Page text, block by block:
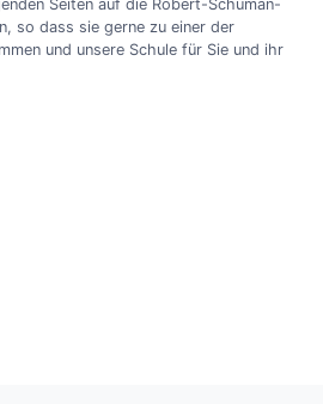
Seiten auf die Robert-Schuman-
so dass sie gerne zu einer der
und unsere Schule für Sie und ihr